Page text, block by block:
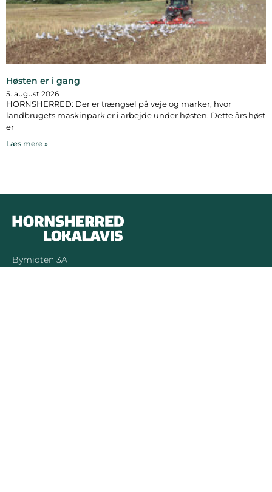
Høsten er i gang
5. august 2026
HORNSHERRED: Der er trængsel på veje og marker, hvor
landbrugets maskinpark er i arbejde under høsten. Dette års høst
er
Læs mere »
Bymidten 3A